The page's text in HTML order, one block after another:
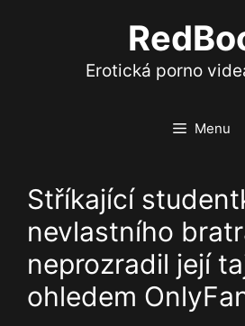
Erotická porno
Menu
Stříkající
nevlastního
neprozradil její
ohledem